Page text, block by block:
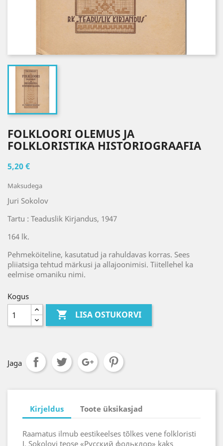
FOLKLOORI OLEMUS JA
FOLKLORISTIKA HISTORIOGRAAFIA
5,20 €
Maksudega
Juri Sokolov
Tartu : Teaduslik Kirjandus, 1947
164 lk.
Pehmeköiteline, kasutatud ja rahuldavas korras. Sees
pliiatsiga tehtud märkusi ja allajoonimisi. Tiitellehel ka
eelmise omaniku nimi.
Kogus
 LISA OSTUKORVI
Jaga
Kirjeldus Toote üksikasjad
Raamatus ilmub eestikeelses tõlkes vene folkloristi
J. Sokolovi teose «Русский фольклор» kaks